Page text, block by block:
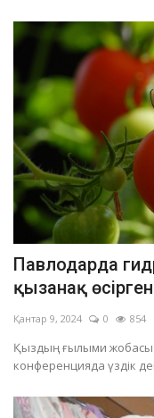
Павлодарда
қызанақ
Қантар 9, 2024 0 854
Қыздың ғылыми жобасы
конференцияда үздік